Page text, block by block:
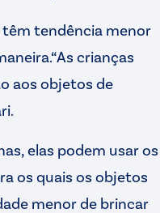
tendência menor
crianças
aos objetos de
elas podem usar os
os quais os objetos
menor de brincar